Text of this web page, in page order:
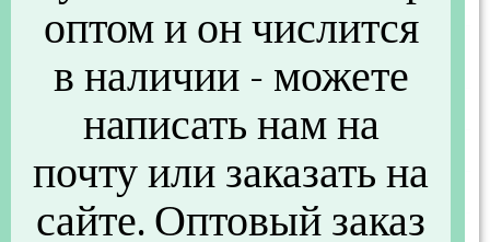
Вес (г)
Объем (м3)
0,03
Вес без упаковки (кг)
3,822
оптом и он числится
в наличии - можете
написать нам на
почту или заказать на
сайте. Оптовый заказ